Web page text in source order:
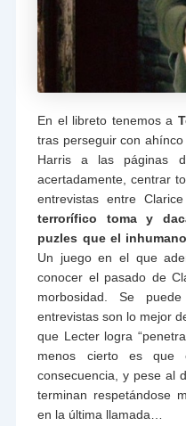
En el libreto tenemos a
tras perseguir con
Harris a las páginas
acertadamente, centrar
entrevistas entre
terrorífico toma y
puzles que el
Un juego en el que
conocer el pasado de
morbosidad. Se
entrevistas son lo mejor
que Lecter logra
menos cierto es que
consecuencia, y pese al
terminan respetándose
en la última llamada…